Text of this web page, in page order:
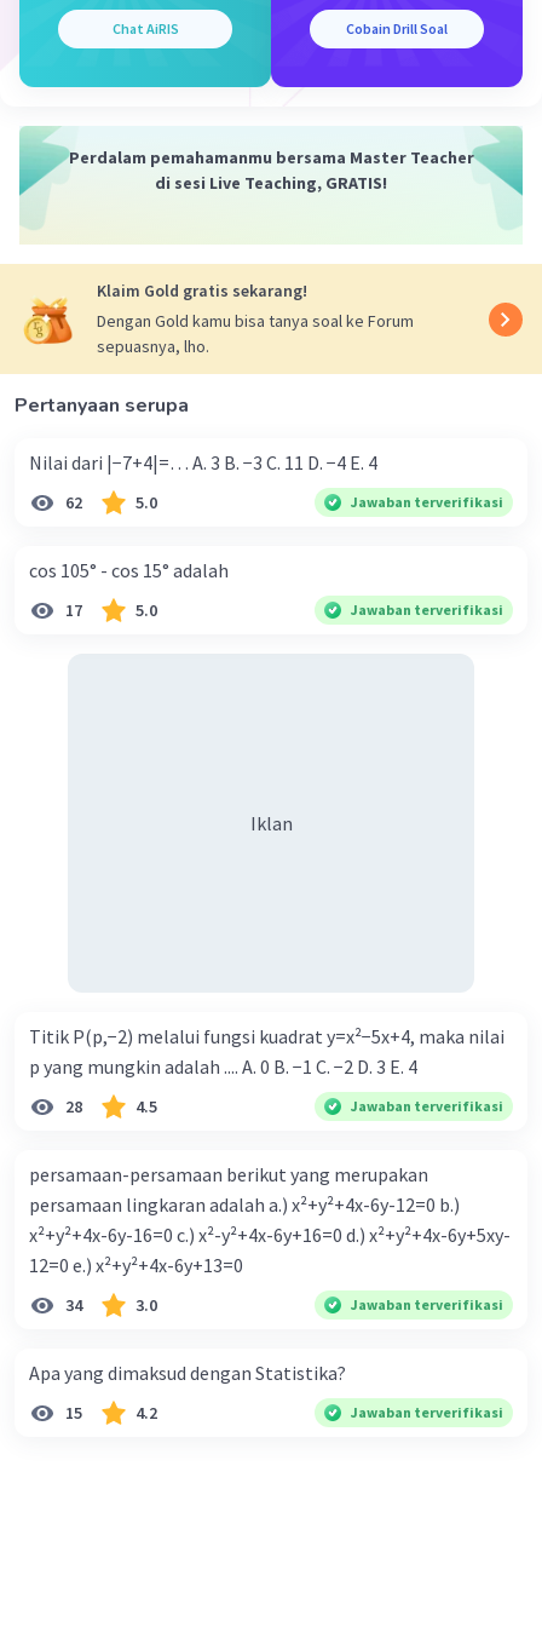
Beri Rating 12 Balas
Chat AiRIS Cobain Drill Soal
Perdalam pemahamanmu bersama Master Teacher
di sesi Live Teaching, GRATIS!
Klaim Gold gratis sekarang!
Dengan Gold kamu bisa tanya soal ke Forum
sepuasnya, lho.
Pertanyaan serupa
Nilai dari |−7+4|=… A. 3 B. −3 C. 11 D. −4 E. 4
62 5.0 Jawaban terverifikasi
cos 105° - cos 15° adalah
17 5.0 Jawaban terverifikasi
Iklan
Titik P(p,−2) melalui fungsi kuadrat y=x²−5x+4, maka nilai
p yang mungkin adalah .... A. 0 B. −1 C. −2 D. 3 E. 4
28 4.5 Jawaban terverifikasi
persamaan-persamaan berikut yang merupakan
persamaan lingkaran adalah a.) x²+y²+4x-6y-12=0 b.)
x²+y²+4x-6y-16=0 c.) x²-y²+4x-6y+16=0 d.) x²+y²+4x-6y+5xy-
12=0 e.) x²+y²+4x-6y+13=0
34 3.0 Jawaban terverifikasi
Apa yang dimaksud dengan Statistika?
15 4.2 Jawaban terverifikasi